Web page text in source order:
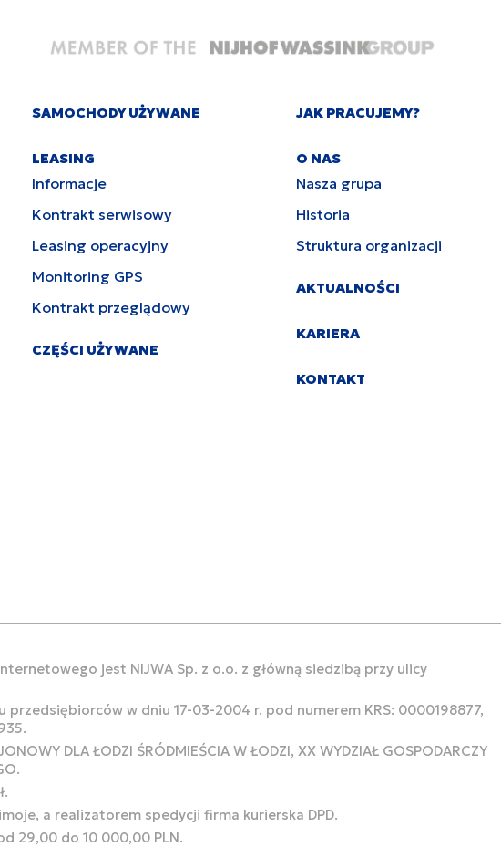
SAMOCHODY UŻYWANE
LEASING
Informacje
Kontrakt serwisowy
Leasing operacyjny
Monitoring GPS
Kontrakt przeglądowy
CZĘŚCI UŻYWANE
JAK PRACUJEMY?
O NAS
Nasza grupa
Historia
Struktura organizacji
AKTUALNOŚCI
KARIERA
KONTAKT
jest NIJWA Sp. z o.o. z główną siedzibą przy ulicy
przedsiębiorców w dniu 17-03-2004 r. pod numerem KRS: 0000198877,
DLA ŁODZI ŚRÓDMIEŚCIA W ŁODZI, XX WYDZIAŁ GOSPODARCZY
a realizatorem spedycji firma kurierska DPD.
29,00 do 10 000,00 PLN.